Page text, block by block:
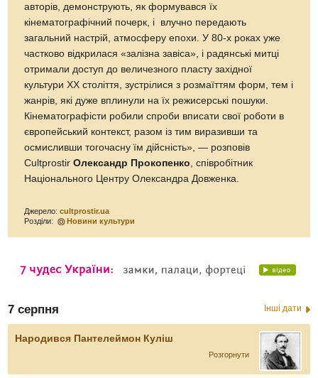
авторів, демонструють, як формувався їх
кінематографічний почерк, і влучно передають
загальний настрій, атмосферу епохи. У 80-х роках уже
частково відкрилася «залізна завіса», і радянські митці
отримали доступ до величезного пласту західної
культури ХХ століття, зустрілися з розмаїттям форм, тем і
жанрів, які дуже вплинули на їх режисерські пошуки.
Кінематографісти робили спроби вписати свої роботи в
європейський контекст, разом із тим виразивши та
осмисливши тогочасну їм дійсність», — розповів
CultprostirОлександр Прокопенко , співробітник
Національного Центру Олександра Довженка.
Джерело:cultprostir.ua
Розділи:
Новини культури
7 серпня Інші дати
Народився Пантелеймон Куліш
Розгорнути